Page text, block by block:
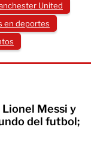
United
en deportes
Messi y
del futbol;